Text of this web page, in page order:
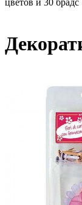
цветов и 30 брадс